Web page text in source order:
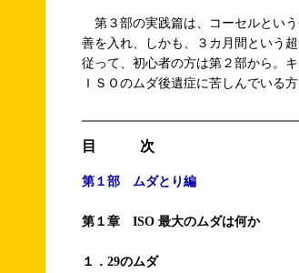
第３部の実践篇は、コーセルとい
善を入れ、しかも、３カ月間という
従って、初心者の方は第２部から。
ＩＳＯのムダ後遺症に苦しんでいる
目 次
第１部 ムダとり編
第１章 ISO 最大のムダは何か
１．29のムダ